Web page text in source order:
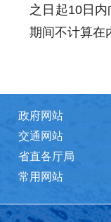
之日起10日
期间不计算在